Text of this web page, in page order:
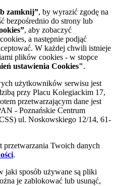
zamknij”, by wyrazić zgodę na
bezpośrednio do strony lub
, aby zobaczyć
a następnie podjąć
W każdej chwili istnieje
plików cookies - w stopce
ustawienia Cookies".
użytkowników serwisu jest
przy Placu Kolegiackim 17,
przetwarzającym dane jest
- Poznańskie Centrum
ul. Noskowskiego 12/14, 61-
przetwarzania Twoich danych
.
jaki sposób używane są pliki
je zablokować lub usunąć,